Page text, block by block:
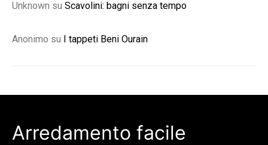
Unknown su Scavolini: bagni senza tempo
Anonimo su I tappeti Beni Ourain
Arredamento facile